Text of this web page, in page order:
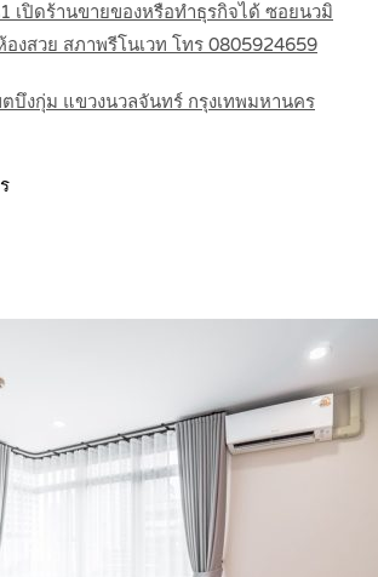
เปิดร้านขายของหรือทำธุรกิจได้ ซอยนวมิ
งสวย สภาพรีโนเวท โทร 0805924659
บึงกุ่ม แขวงนวลจันทร์ กรุงเทพมหานคร